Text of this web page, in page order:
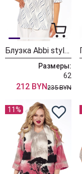
Блузка Abbi style 4064
Размеры:
62
212 BYN235 BYN
11%